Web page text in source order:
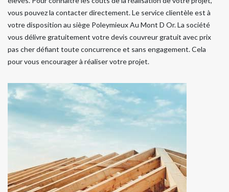
vous pouvez la contacter directement. Le service clientèle est à
votre disposition au siège Poleymieux Au Mont D Or. La société
vous délivre gratuitement votre devis couvreur gratuit avec prix
pas cher défiant toute concurrence et sans engagement. Cela
pour vous encourager à réaliser votre projet.